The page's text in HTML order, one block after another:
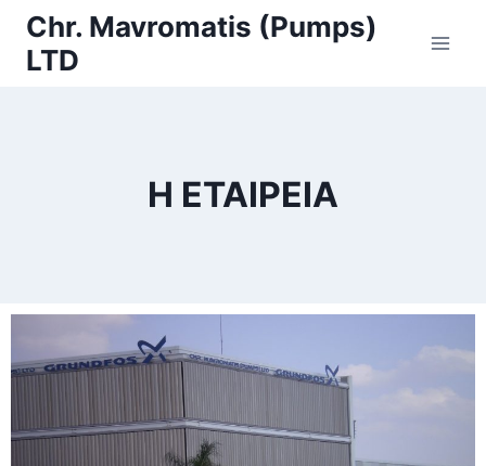
Chr. Mavromatis (Pumps)
LTD
Η ΕΤΑΙΡΕΙΑ